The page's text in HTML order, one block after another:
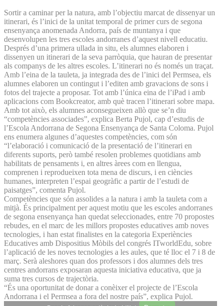
Sortir a caminar per la natura, amb l’objectiu marcat de dissenyar un
itinerari, és l’inici de la unitat temporal de primer curs de segona
ensenyança anomenada Andorra, país de muntanya i que
desenvolupen les tres escoles andorranes d’aquest nivell educatiu.
Després d’una primera ullada in situ, els alumnes elaboren i
dissenyen un itinerari de la seva parròquia, que hauran de presentar
als companys de les altres escoles. L’itinerari no és només un traçat.
Amb l’eina de la tauleta, ja integrada des de l’inici del Permsea, els
alumnes elaboren un contingut i l’editen amb gravacions de sons i
fotos del trajecte a proposar. Tot amb l’única eina de l’iPad i amb
aplicacions com Bookcreator, amb què tracen l’itinerari sobre mapa.
Amb tot això, els alumnes aconsegueixen allò que se’n diu
“competències associades”, explica Berta Pujol, cap d’estudis de
l’Escola Andorrana de Segona Ensenyança de Santa Coloma. Pujol
ens enumera algunes d’aquestes competències, com són
“l’elaboració i comunicació de la presentació de l’itinerari en
diferents suports, però també resolen problemes quotidians amb
habilitats de pensaments i, en altres àrees com en llengua,
comprenen i reprodueixen tota mena de discurs, i en ciències
humanes, interpreten l’espai geogràfic a partir de l’estudi de
paisatges”, comenta Pujol.
Competències que són assolides a la natura i amb la tauleta com a
mitjà. És principalment per aquest motiu que les escoles andorranes
de segona ensenyança han quedat seleccionades, entre 70 propostes
rebudes, en el marc de les millors propostes educatives amb noves
tecnologies, i han estat finalistes en la categoria Experiències
Educatives amb Dispositius Mòbils del congrés ITworldEdu, sobre
l’aplicació de les noves tecnologies a les aules, que té lloc el 7 i 8 de
març. Serà aleshores quan dos professors i dos alumnes dels tres
centres andorrans exposaran aquesta iniciativa educativa, que ja
suma tres cursos de trajec­tòria.
“És una oportunitat de donar a conèixer el projecte de l’Escola
Andorrana i el Permsea a fora del nostre país”, explica Pujol.